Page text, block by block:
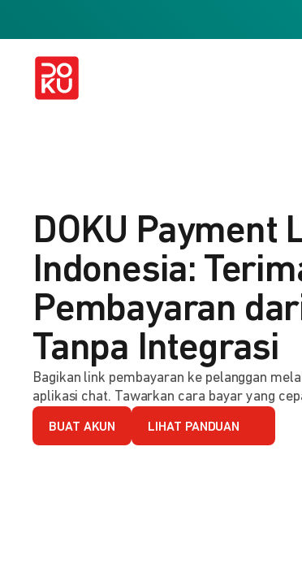
DOKU Payment
Indonesia:
Pembayaran
Tanpa Integrasi
Bagikan link pembayaran ke pelanggan
aplikasi chat. Tawarkan cara bayar yang
BUAT AKUN LIHAT PANDUAN